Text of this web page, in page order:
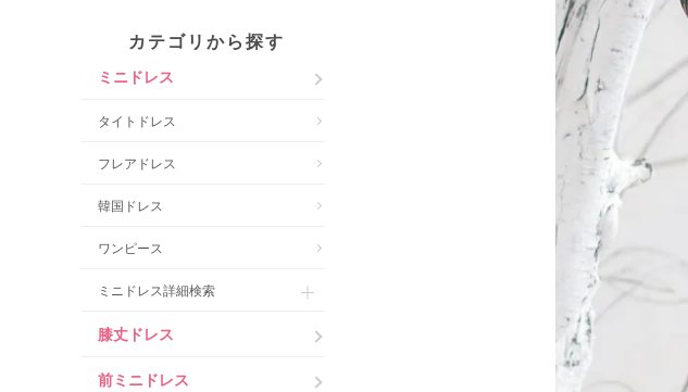
カテゴリから探す
ミニドレス
タイトドレス
フレアドレス
韓国ドレス
ワンピース
ミニドレス詳細検索
膝丈ドレス
前ミニドレス